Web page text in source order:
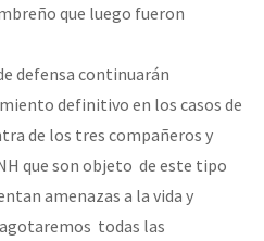
que luego fueron
defensa continuarán
definitivo en los casos de
de los tres compañeros y
que son objeto de este tipo
amenazas a la vida y
todas las